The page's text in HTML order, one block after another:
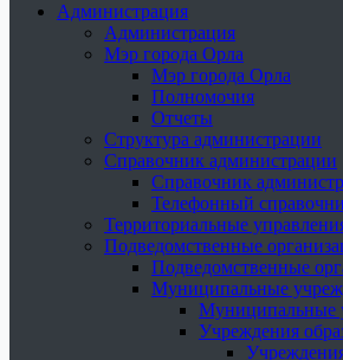
Администрация
Администрация
Мэр города Орла
Мэр города Орла
Полномочия
Отчеты
Структура администрации
Справочник администрации
Справочник
Телефонный
Территориальные
Подведомственные
Подведомственные
Муниципальные
Муниципальные
Учреждения